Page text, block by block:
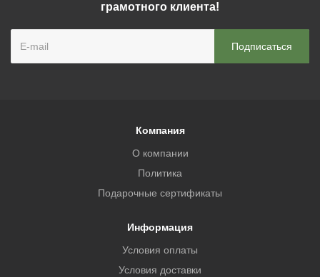
грамотного клиента!
Компания
О компании
Политика
Подарочные сертификаты
Информация
Условия оплаты
Условия доставки